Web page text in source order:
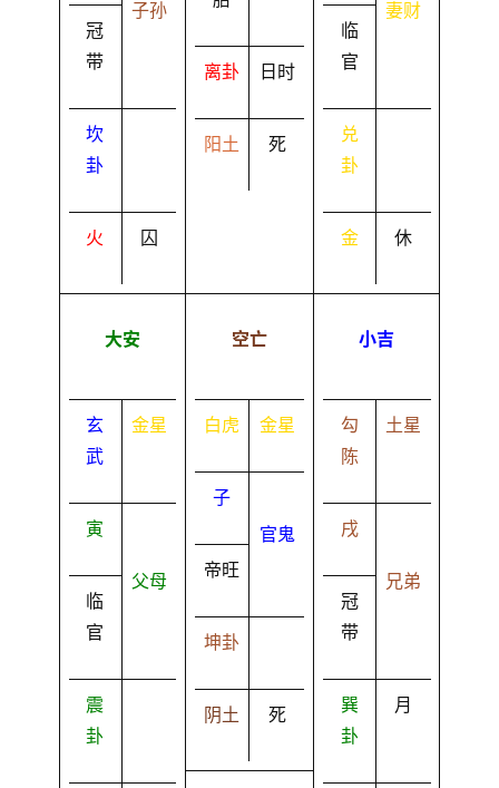
冠
带
子孙
坎
卦
火 囚
离卦 日时
阳土 死
临
官
妻财
兑
卦
金 休
大安
玄
武
金星
寅
临
官
父母
震
卦
空亡
白虎 金星
子
帝旺
官鬼
坤卦
阴土 死
小吉
勾
陈
土星
戌
冠
带
兄弟
巽
卦
月